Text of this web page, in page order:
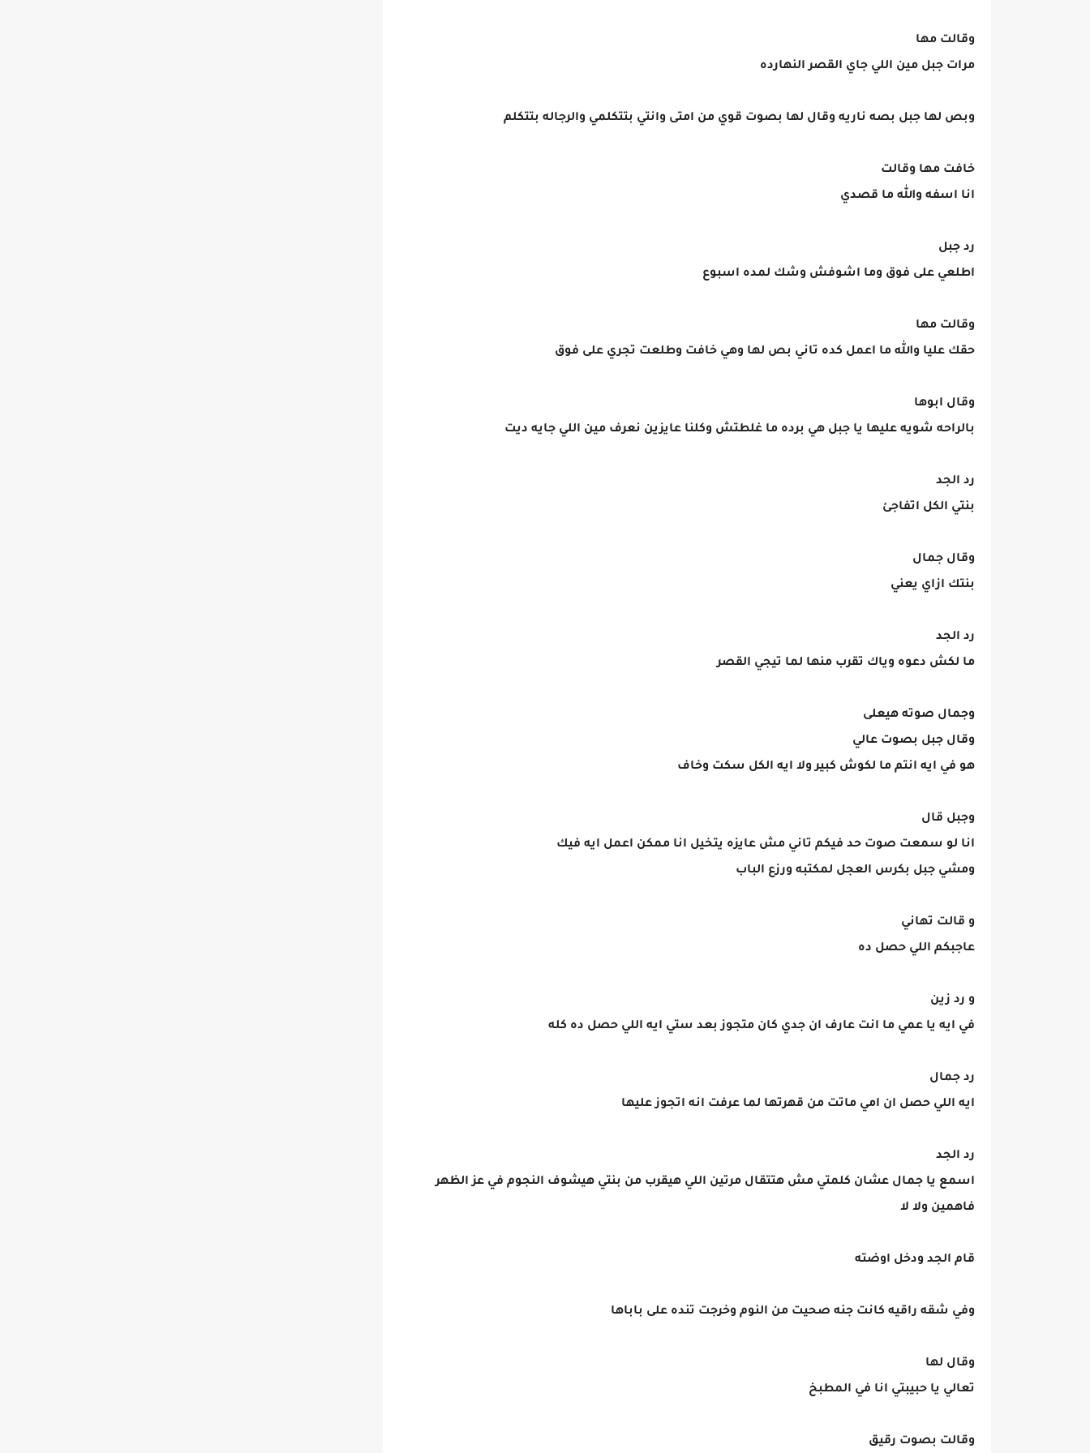
وقالت مها
مرات جبل مين اللي جاي القصر النهارده
وبص لها جبل بصه ناريه وقال لها بصوت قوي من امتى وانتي بتتكلمي والرجاله بتتكلم
خافت مها وقالت
انا اسفه والله ما قصدي
رد جبل
اطلعي على فوق وما اشوفش وشك لمده اسبوع
وقالت مها
حقك عليا والله ما اعمل كده تاني بص لها وهي خافت وطلعت تجري على فوق
وقال ابوها
بالراحه شويه عليها يا جبل هي برده ما غلطتش وكلنا عايزين نعرف مين اللي جايه ديت
رد الجد
بنتي الكل اتفاجئ
وقال جمال
بنتك ازاي يعني
رد الجد
ما لكش دعوه وياك تقرب منها لما تيجي القصر
وجمال صوته هيعلى
وقال جبل بصوت عالي
هو في ايه انتم ما لكوش كبير ولا ايه الكل سكت وخاف
وجبل قال
انا لو سمعت صوت حد فيكم تاني مش عايزه يتخيل انا ممكن اعمل ايه فيك
ومشي جبل بكرس العجل لمكتبه ورزع الباب
و قالت تهاني
عاجبكم اللي حصل ده
و رد زين
في ايه يا عمي ما انت عارف ان جدي كان متجوز بعد ستي ايه اللي حصل ده كله
رد جمال
ايه اللي حصل ان امي ماتت من قهرتها لما عرفت انه اتجوز عليها
رد الجد
اسمع يا جمال عشان كلمتي مش هتتقال مرتين اللي هيقرب من بنتي هيشوف النجوم في عز الظهر
فاهمين ولا لا
قام الجد ودخل اوضته
وفي شقه راقيه كانت جنه صحيت من النوم وخرجت تنده على باباها
وقال لها
تعالي يا حبيبتي انا في المطبخ
وقالت بصوت رقيق